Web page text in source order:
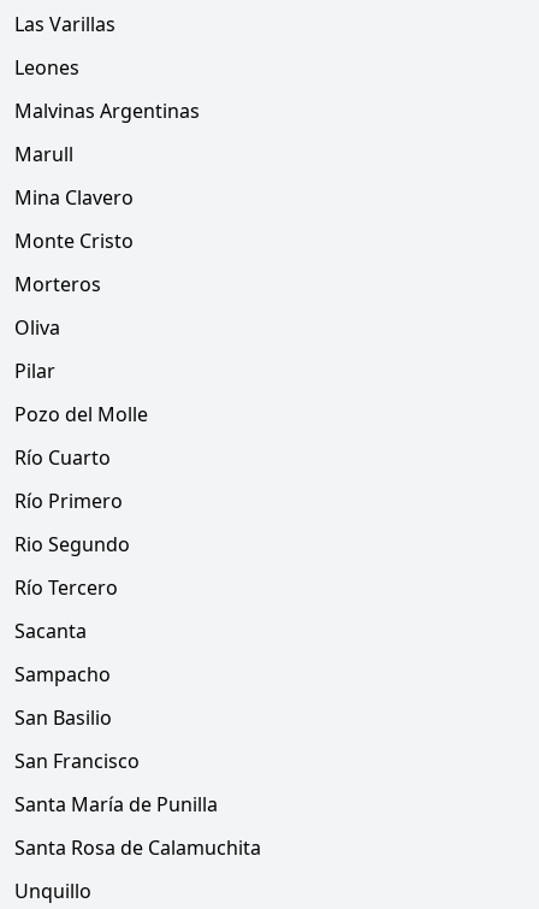
Las Varillas
Leones
Malvinas Argentinas
Marull
Mina Clavero
Monte Cristo
Morteros
Oliva
Pilar
Pozo del Molle
Río Cuarto
Río Primero
Rio Segundo
Río Tercero
Sacanta
Sampacho
San Basilio
San Francisco
Santa María de Punilla
Santa Rosa de Calamuchita
Unquillo